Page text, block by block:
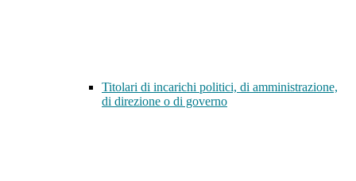
Titolari di incarichi politici, di amministrazione,
di direzione o di governo